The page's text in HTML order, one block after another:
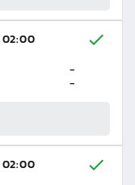
02:00
-
-
02:00